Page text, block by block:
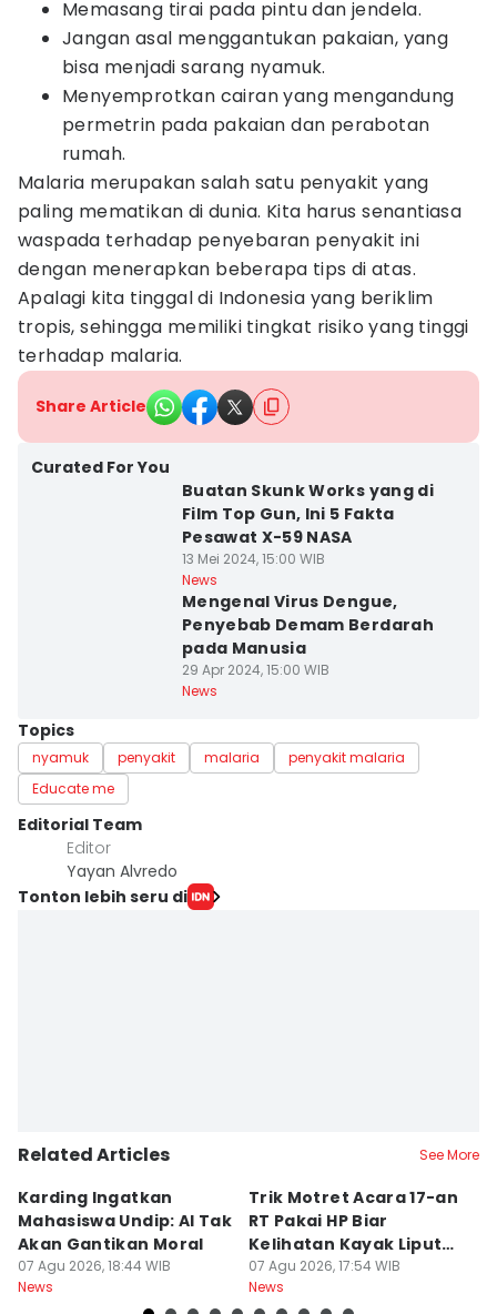
Memasang tirai pada pintu dan jendela.
Jangan asal menggantukan pakaian, yang
bisa menjadi sarang nyamuk.
Menyemprotkan cairan yang mengandung
permetrin pada pakaian dan perabotan
rumah.
Malaria merupakan salah satu penyakit yang
paling mematikan di dunia. Kita harus senantiasa
waspada terhadap penyebaran penyakit ini
dengan menerapkan beberapa tips di atas.
Apalagi kita tinggal di Indonesia yang beriklim
tropis, sehingga memiliki tingkat risiko yang tinggi
terhadap malaria.
Share Article
Curated For You
Buatan Skunk Works yang di
Film Top Gun, Ini 5 Fakta
Pesawat X-59 NASA
13 Mei 2024, 15:00 WIB
News
Mengenal Virus Dengue,
Penyebab Demam Berdarah
pada Manusia
29 Apr 2024, 15:00 WIB
News
Topics
nyamuk penyakit malaria
penyakit malaria
Educate me
Editorial Team
Editor
Yayan Alvredo
Tonton lebih seru di
Related Articles See More
Karding Ingatkan
Mahasiswa Undip: AI Tak
Akan Gantikan Moral
07 Agu 2026, 18:44 WIB
News
Trik Motret Acara 17-an
RT Pakai HP Biar
Kelihatan Kayak Liputan
Festival Nasional
07 Agu 2026, 17:54 WIB
News